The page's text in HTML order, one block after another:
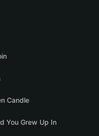
Candle
You Grew Up In